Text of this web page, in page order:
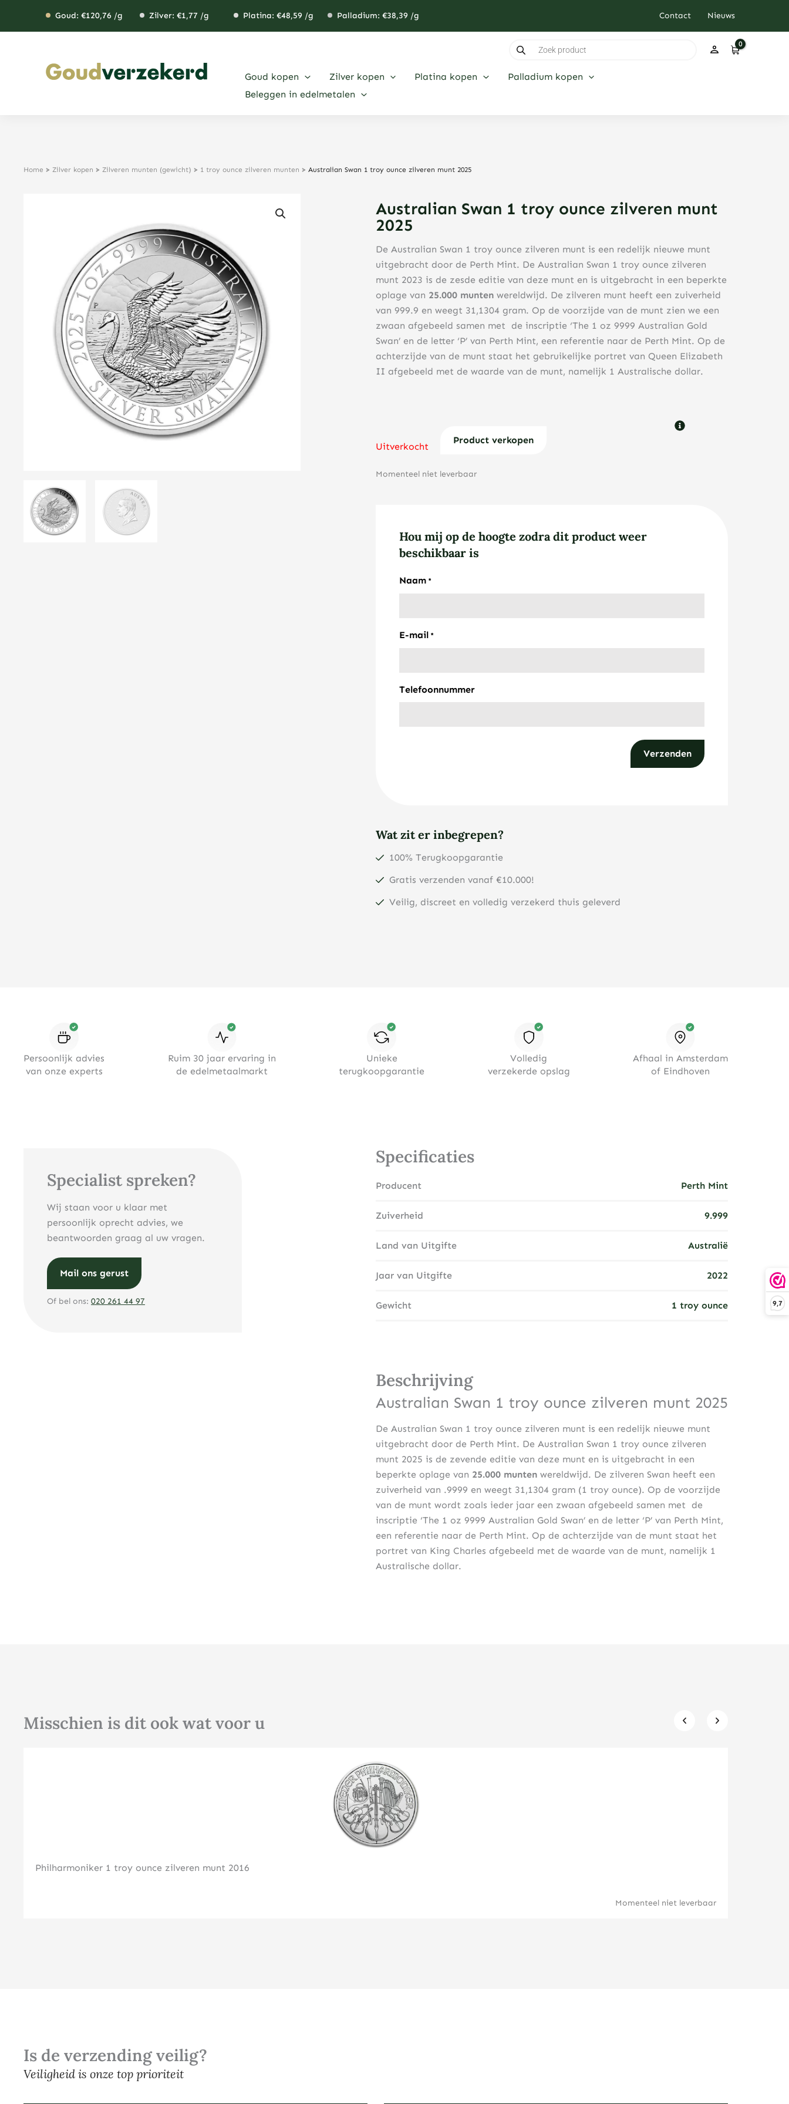
9,7
Goud: €120,76 /g Zilver: €1,77 /g Platina: €48,59 /g Palladium: €38,39 /g Contact Nieuws
zoeken
Goud kopen Zilver kopen Platina kopen
Palladium kopen
Beleggen in edelmetalen
Home > Zilver kopen > Zilveren munten (gewicht) > 1 troy ounce zilveren munten > Australian Swan 1 troy ounce zilveren munt 2025
Australian Swan 1 troy ounce zilveren munt
2025
De Australian Swan 1 troy ounce zilveren munt is een redelijk nieuwe munt
uitgebracht door de Perth Mint. De Australian Swan 1 troy ounce zilveren
munt 2023 is de zesde editie van deze munt en is uitgebracht in een beperkte
oplage van 25.000 munten wereldwijd. De zilveren munt heeft een zuiverheid
van 999.9 en weegt 31,1304 gram. Op de voorzijde van de munt zien we een
zwaan afgebeeld samen met de inscriptie ‘The 1 oz 9999 Australian Gold
Swan’ en de letter ‘P’ van Perth Mint, een referentie naar de Perth Mint. Op de
achterzijde van de munt staat het gebruikelijke portret van Queen Elizabeth
II afgebeeld met de waarde van de munt, namelijk 1 Australische dollar.
Uitverkocht
Product verkopen
Momenteel niet leverbaar
Hou mij op de hoogte zodra dit product weer
beschikbaar is
Naam *
E-mail *
Telefoonnummer
Wat zit er inbegrepen?
100% Terugkoopgarantie
Gratis verzenden vanaf €10.000!
Veilig, discreet en volledig verzekerd thuis geleverd
Persoonlijk advies
van onze experts
Ruim 30 jaar ervaring in
de edelmetaalmarkt
Unieke
terugkoopgarantie
Volledig
verzekerde opslag
Afhaal in Amsterdam
of Eindhoven
Specialist spreken?
Wij staan voor u klaar met
persoonlijk oprecht advies, we
beantwoorden graag al uw vragen.
Mail ons gerust
Of bel ons: 020 261 44 97
Specificaties
Producent Perth Mint
Zuiverheid 9.999
Land van Uitgifte Australië
Jaar van Uitgifte 2022
Gewicht 1 troy ounce
Beschrijving
Australian Swan 1 troy ounce zilveren munt 2025
De Australian Swan 1 troy ounce zilveren munt is een redelijk nieuwe munt
uitgebracht door de Perth Mint. De Australian Swan 1 troy ounce zilveren
munt 2025 is de zevende editie van deze munt en is uitgebracht in een
beperkte oplage van 25.000 munten wereldwijd. De zilveren Swan heeft een
zuiverheid van .9999 en weegt 31,1304 gram (1 troy ounce). Op de voorzijde
van de munt wordt zoals ieder jaar een zwaan afgebeeld samen met de
inscriptie ‘The 1 oz 9999 Australian Gold Swan’ en de letter ‘P’ van Perth Mint,
een referentie naar de Perth Mint. Op de achterzijde van de munt staat het
portret van King Charles afgebeeld met de waarde van de munt, namelijk 1
Australische dollar.
Misschien is dit ook wat voor u
Philharmoniker 1 troy ounce zilveren munt 2016
Momenteel niet leverbaar
Klik hier
Is de verzending veilig?
Veiligheid is onze top prioriteit